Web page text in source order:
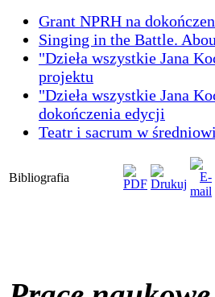
Grant NPRH na
Singing in the Battle.
"Dzieła wszystkie Jana
projektu
"Dzieła wszystkie Jana
dokończenia edycji
Teatr i sacrum w
Bibliografia